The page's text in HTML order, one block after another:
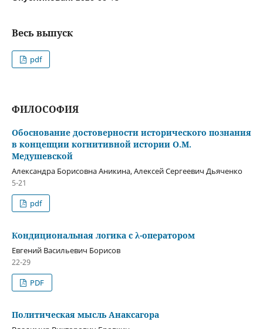
Весь выпуск
pdf
ФИЛОСОФИЯ
Обоснование достоверности исторического познания
в концепции когнитивной истории О.М.
Медушевской
Александра Борисовна Аникина, Алексей Сергеевич Дьяченко
5-21
pdf
Кондициональная логика с λ-оператором
Евгений Васильевич Борисов
22-29
PDF
Политическая мысль Анаксагора